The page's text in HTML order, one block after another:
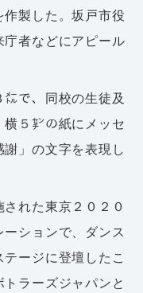
作製した。坂戸市役
者などにアピール
で、同校の生徒及
５㌢の紙にメッセ
」の文字を表現し
れた東京２０２０
ションで、ダンス
ージに登壇したこ
ラーズジャパンと